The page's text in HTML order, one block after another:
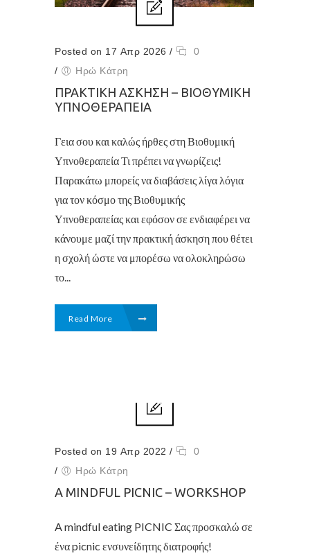
Posted on 17 Απρ 2026 /
0
/
Ηρώ Κάτρη
ΠΡΑΚΤΙΚΉ ΆΣΚΗΣΗ – ΒΙΟΘΥΜΙΚΉ
ΥΠΝΟΘΕΡΑΠΕΊΑ
Γεια σου και καλώς ήρθες στη Βιοθυμική
Υπνοθεραπεία Τι πρέπει να γνωρίζεις!
Παρακάτω μπορείς να διαβάσεις λίγα λόγια
για τον κόσμο της Βιοθυμικής
Υπνοθεραπείας και εφόσον σε ενδιαφέρει να
κάνουμε μαζί την πρακτική άσκηση που θέτει
η σχολή ώστε να μπορέσω να ολοκληρώσω
το...
Read More
Posted on 19 Απρ 2022 /
0
/
Ηρώ Κάτρη
A MINDFUL PICNIC – WORKSHOP
A mindful eating PICNIC Σας προσκαλώ σε
ένα picnic ενσυνείδητης διατροφής!